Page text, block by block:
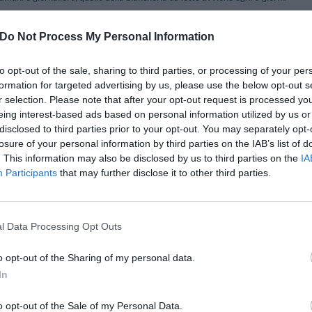
Do Not Process My Personal Information
opt-out of the sale, sharing to third parties, or processing of your
for targeted advertising by us, please use the below opt-out
selection. Please note that after your opt-out request is processed
interest-based ads based on personal information utilized by us
to third parties prior to your opt-out. You may separately
of your personal information by third parties on the IAB’s list of
This information may also be disclosed by us to third parties on the
Participants that may further disclose it to other third parties.
Data Processing Opt Outs
opt-out of the Sharing of my personal data.
opt-out of the Sale of my Personal Data.
out Rápidos Conexão a Internet
Interno em box Privativo
Informações Turísticas
e Bar
in camera o a Buffet nella bellissima sala con volte originali, o in giardino
Cozinha Dietética
Passagem de roupa